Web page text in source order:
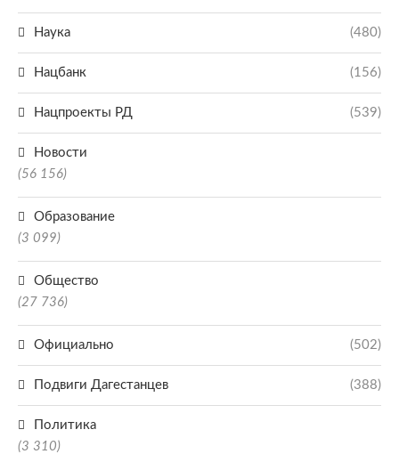
Наука (480)
Нацбанк (156)
Нацпроекты РД (539)
Новости
(56 156)
Образование
(3 099)
Общество
(27 736)
Официально (502)
Подвиги Дагестанцев (388)
Политика
(3 310)